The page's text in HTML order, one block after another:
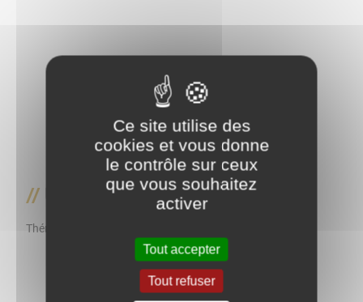
Urbanisme
Thématique
Ce site utilise des
cookies et vous donne
le contrôle sur ceux
que vous souhaitez
activer
Tout accepter
Tout refuser